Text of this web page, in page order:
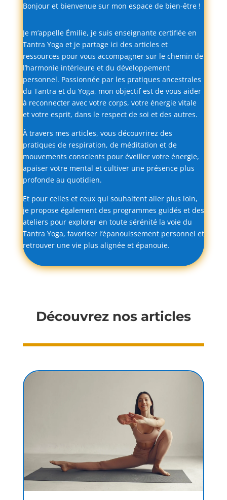
Bonjour et bienvenue sur mon espace de bien-être !
Je m’appelle Émilie, je suis enseignante certifiée en
Tantra Yoga et je partage ici des articles et
ressources pour vous accompagner sur le chemin de
l’harmonie intérieure et du développement
personnel. Passionnée par les pratiques ancestrales
du Tantra et du Yoga, mon objectifest de vous aider
à reconnecter avec votre corps, votre énergie vitale
et votre esprit, dans le respect de soi et des autres.
À travers mes articles, vous découvrirez des
pratiques de respiration, de méditation et de
mouvements conscients pour éveiller votre énergie,
apaiser votre mental et cultiver une présence plus
profonde au quotidien.
Et pour celles et ceux qui souhaitent aller plus loin,
je propose également des programmes guidés et des
ateliers pour explorer en toute sérénité la voie du
Tantra Yoga, favoriser l’épanouissement personnel et
retrouver une vie plus alignée et épanouie.
Découvrez nos articles